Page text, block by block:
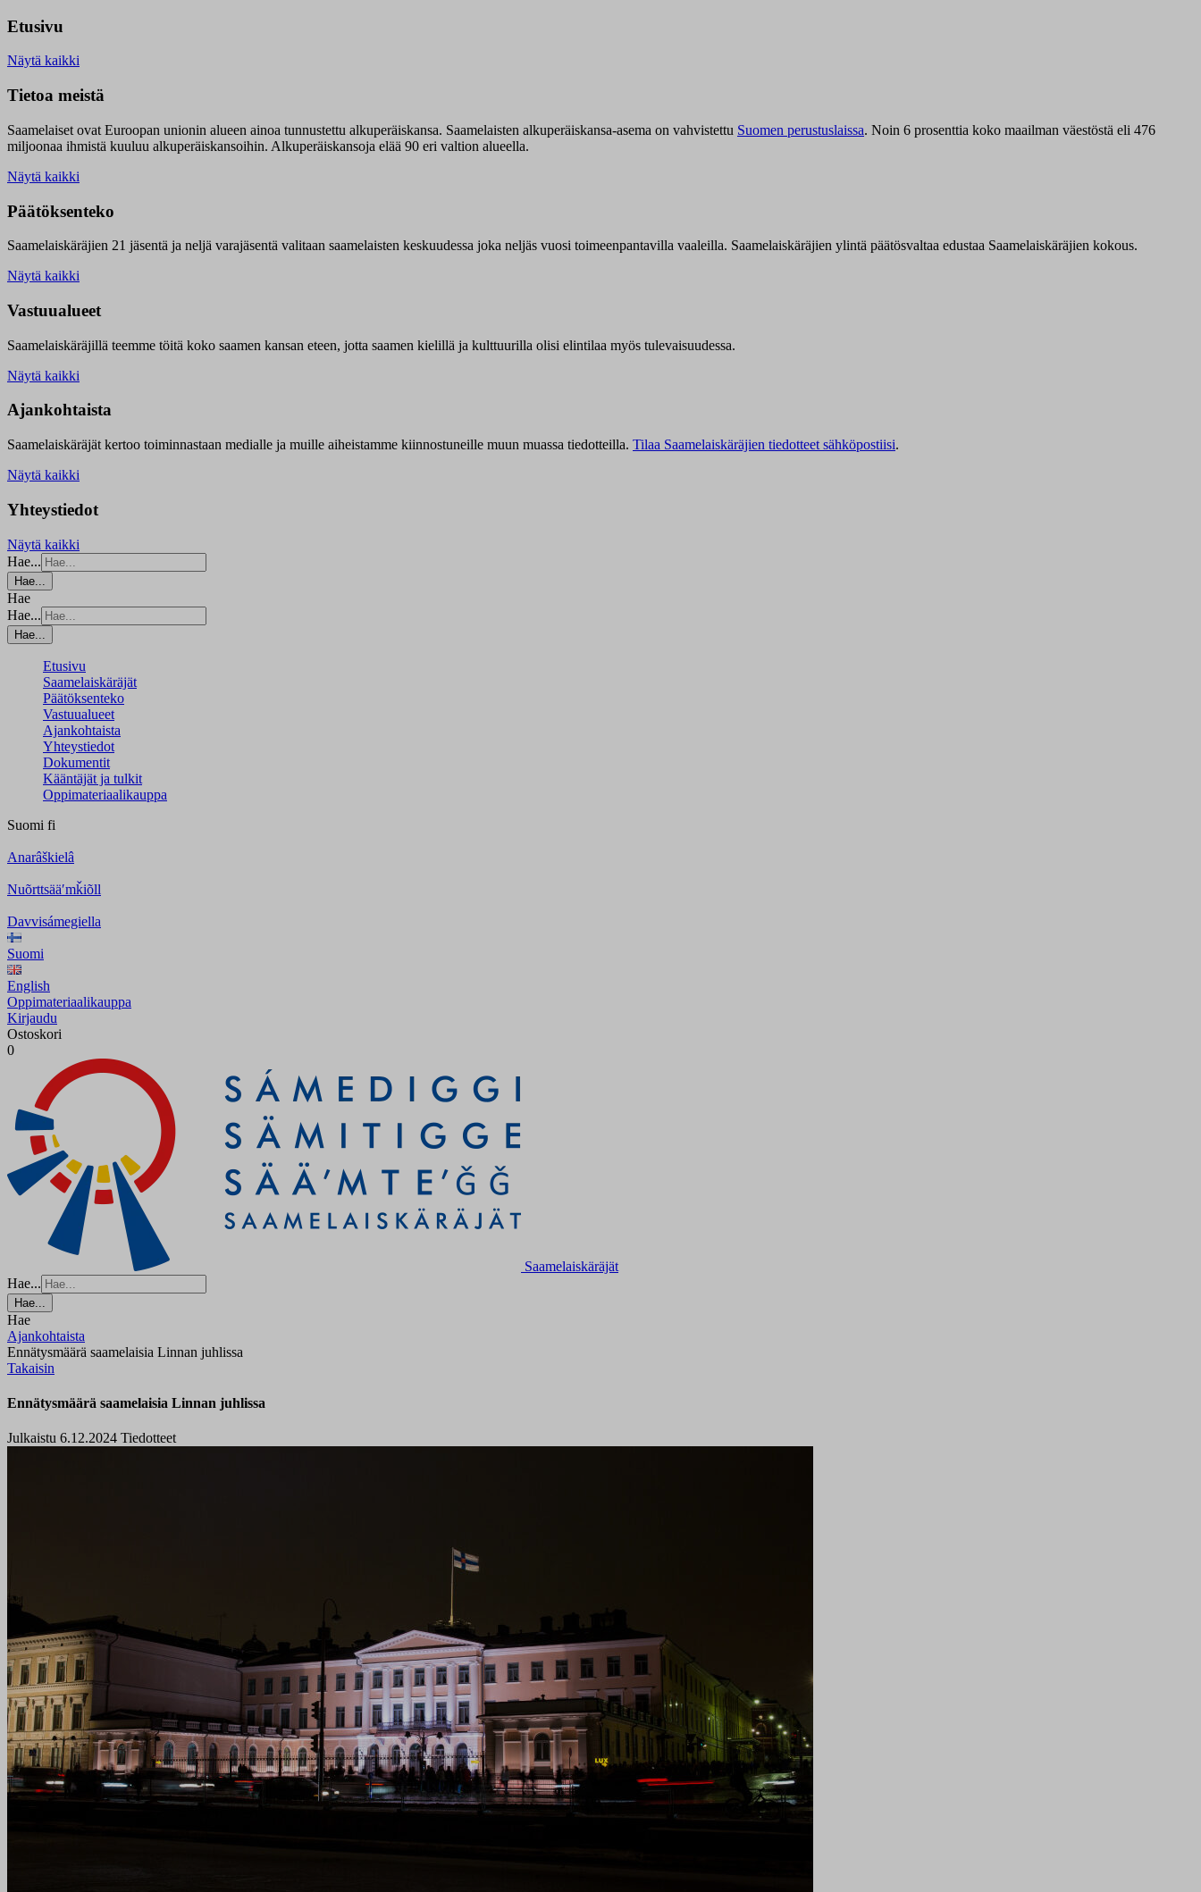
Etusivu
Näytä kaikki
Tietoa meistä
Saamelaiset ovat Euroopan unionin alueen ainoa tunnustettu alkuperäiskansa. Saamelaisten alkuperäiskansa-asema on vahvistettu Suomen perustuslaissa. Noin 6 prosenttia koko maailman väestöstä eli 476
miljoonaa ihmistä kuuluu alkuperäiskansoihin. Alkuperäiskansoja elää 90 eri valtion alueella.
Näytä kaikki
Päätöksenteko
Saamelaiskäräjien 21 jäsentä ja neljä varajäsentä valitaan saamelaisten keskuudessa joka neljäs vuosi toimeenpantavilla vaaleilla. Saamelaiskäräjien ylintä päätösvaltaa edustaa Saamelaiskäräjien kokous.
Näytä kaikki
Vastuualueet
Saamelaiskäräjillä teemme töitä koko saamen kansan eteen, jotta saamen kielillä ja kulttuurilla olisi elintilaa myös tulevaisuudessa.
Näytä kaikki
Ajankohtaista
Saamelaiskäräjät kertoo toiminnastaan medialle ja muille aiheistamme kiinnostuneille muun muassa tiedotteilla. Tilaa Saamelaiskäräjien tiedotteet sähköpostiisi.
Näytä kaikki
Yhteystiedot
Näytä kaikki
Hae...
Hae...
Hae
Hae...
Hae...
Etusivu
Saamelaiskäräjät
Päätöksenteko
Vastuualueet
Ajankohtaista
Yhteystiedot
Dokumentit
Kääntäjät ja tulkit
Oppimateriaalikauppa
Suomi fi
Anarâškielâ
Nuõrttsääʹmǩiõll
Davvisámegiella
Suomi
English
Oppimateriaalikauppa
Kirjaudu
Ostoskori
0
Saamelaiskäräjät
Hae...
Hae...
Hae
Ajankohtaista
Ennätysmäärä saamelaisia Linnan juhlissa
Takaisin
Ennätysmäärä saamelaisia Linnan juhlissa
Julkaistu 6.12.2024 Tiedotteet